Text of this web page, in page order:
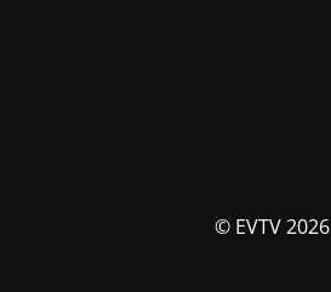
© EVTV 2026